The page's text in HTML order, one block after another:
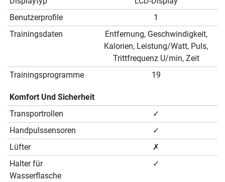
Benutzerprofile
1
Trainingsdaten
Entfernung, Geschwindigkeit,
Kalorien, Leistung/Watt, Puls,
Trittfrequenz U/min, Zeit
Trainingsprogramme
19
Komfort Und Sicherheit
Transportrollen
✓
Handpulssensoren
✓
Lüfter
✗
Halter für
Wasserflasche
✓